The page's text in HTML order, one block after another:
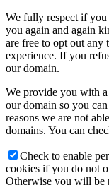
We fully respect if
you again and again
are free to opt out any
experience. If you
our domain.
We provide you with
our domain so you
reasons we are not
domains. You can
Check to enable
cookies if you do not
Otherwise you will be